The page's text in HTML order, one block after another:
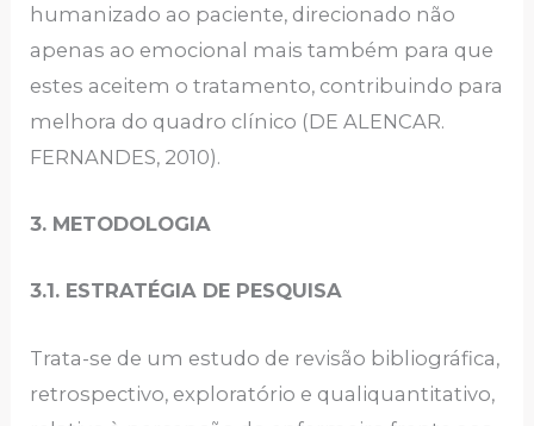
humanizado ao paciente, direcionado não
apenas ao emocional mais também para que
estes aceitem o tratamento, contribuindo para
melhora do quadro clínico (DE ALENCAR.
FERNANDES, 2010).
3. METODOLOGIA
3.1. ESTRATÉGIA DE PESQUISA
Trata-se de um estudo de revisão bibliográfica,
retrospectivo, exploratório e qualiquantitativo,